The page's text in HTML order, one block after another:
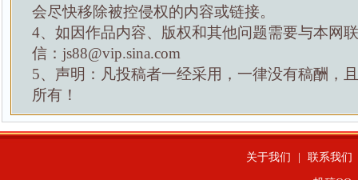
会尽快移除被控侵权的内容或链接。
4、如因作品内容、版权和其他问题需要与本网
信：js88@vip.sina.com
5、声明：凡投稿者一经采用，一律没有稿酬，
所有！
关于我们 联系我们